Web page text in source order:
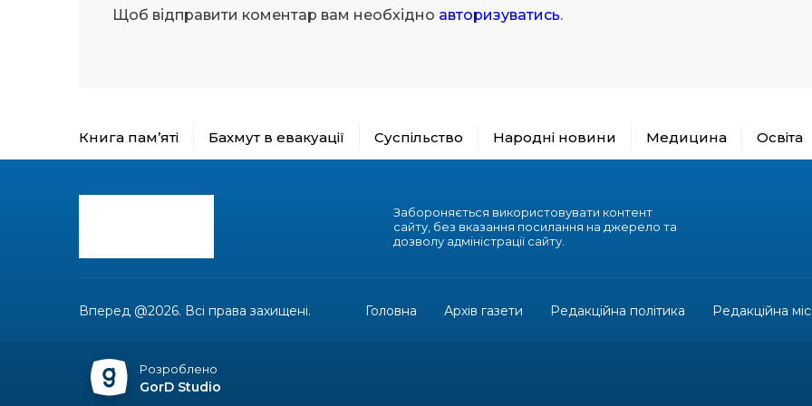
Щоб відправити коментар вам необхідно авторизуватись.
Книга пам’яті Бахмут в евакуації Суспільство Народні новини Медицина Освіта
Забороняється використовувати контент
сайту, без вказання посилання на джерело та
дозволу адміністрації сайту.
Вперед @2026. Всі права захищені. Головна Архів газети Редакційна політика Редакційна
Розроблено
GorD Studio